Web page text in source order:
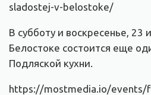
sladostej-v-belostoke/
В субботу и воскресенье, 23
Белостоке состоится еще
Подляской кухни.
https://mostmedia.io/events/